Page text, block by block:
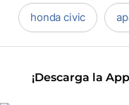
honda civic
¡Descarga la